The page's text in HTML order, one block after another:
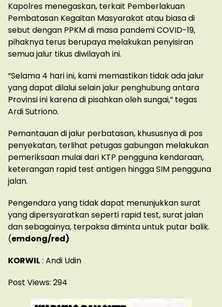
Kapolres menegaskan, terkait Pemberlakuan
Pembatasan Kegaitan Masyarakat atau biasa di
sebut dengan PPKM di masa pandemi COVID-19,
pihaknya terus berupaya melakukan penyisiran
semua jalur tikus diwilayah ini.
“Selama 4 hari ini, kami memastikan tidak ada jalur
yang dapat dilalui selain jalur penghubung antara
Provinsi ini karena di pisahkan oleh sungai,” tegas
Ardi Sutriono.
Pemantauan di jalur perbatasan, khususnya di pos
penyekatan, terlihat petugas gabungan melakukan
pemeriksaan mulai dari KTP pengguna kendaraan,
keterangan rapid test antigen hingga SIM pengguna
jalan.
Pengendara yang tidak dapat menunjukkan surat
yang dipersyaratkan seperti rapid test, surat jalan
dan sebagainya, terpaksa diminta untuk putar balik.
(emdong/red)
KORWIL: Andi Udin
Post Views: 294